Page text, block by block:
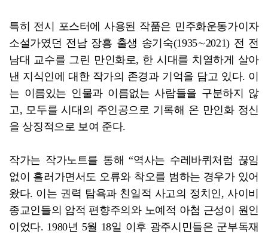
특히 전시 포스터에 사용된 작품은 민주화운동가이자
소설가였던 전남 장흥 출생 송기숙(1935∼2021) 전 전
남대 교수를 그린 만인화로, 한 시대를 치열하게 살아
낸 지식인에 대한 작가의 존경과 기억을 담고 있다. 이
는 이름있는 인물과 이름없는 사람들을 구분하지 않
고, 모두를 시대의 주인공으로 기록해 온 만인화 정신
을 상징적으로 보여 준다.
작가는 작가노트를 통해 “역사는 수레바퀴처럼 끊임
없이 흘러가면서도 오류와 착오를 범하는 경우가 있어
왔다. 이는 권력 탐욕과 친일적 사고의 정치인, 사이비
종교인들의 암적 편향주의와 노예적 아첨 근성이 원인
이었다. 1980년 5월 18일 이후 광주시민들은 군부독재